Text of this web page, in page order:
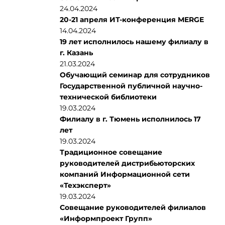
24.04.2024
20-21 апреля ИТ-конференция MERGE
14.04.2024
19 лет исполнилось нашему филиалу в
г. Казань
21.03.2024
Обучающий семинар для сотрудников
Государственной публичной научно-
технической библиотеки
19.03.2024
Филиалу в г. Тюмень исполнилось 17
лет
19.03.2024
Традиционное совещание
руководителей дистрибьюторских
компаний Информационной сети
«Техэксперт»
19.03.2024
Совещание руководителей филиалов
«Информпроект Групп»